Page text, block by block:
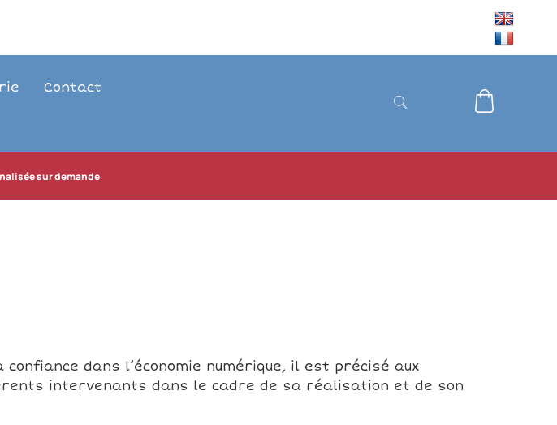
Contact
sur demande
dans l’économie numérique, il est précisé aux
intervenants dans le cadre de sa réalisation et de son